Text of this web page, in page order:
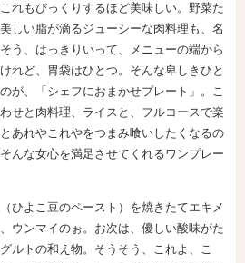
れもびっくりするほど美味しい。野菜た
しい脂が滴るジューシーな肉料理も、名
う、はっきりいって、メニューの端から
れど、胃袋はひとつ。そんな卑しきひと
が、「シェフにおまかせプレート」。こ
せと肉料理、ライスと、フルコースで楽
あれやこれやをつまみ喰いしたくなるの
んな女心を満足させてくれるワンプレー
ひよこ豆のペースト）を焼きたてエキメ
ウンマイのぉ。お次は、優しい酸味がた
ルトの和え物。そうそう、これよ、こ